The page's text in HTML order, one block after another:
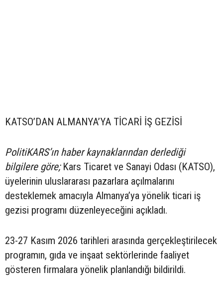
KATSO’DAN ALMANYA’YA TİCARİ İŞ GEZİSİ
PolitiKARS’ın haber kaynaklarından derlediği
bilgilere göre;Kars Ticaret ve Sanayi Odası (KATSO),
üyelerinin uluslararası pazarlara açılmalarını
desteklemek amacıyla Almanya’ya yönelik ticari iş
gezisi programı düzenleyeceğini açıkladı.
23-27 Kasım 2026 tarihleri arasında gerçekleştirilecek
programın, gıda ve inşaat sektörlerinde faaliyet
gösteren firmalara yönelik planlandığı bildirildi.